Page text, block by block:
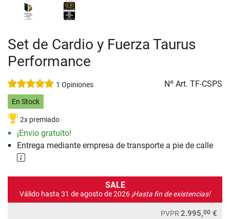
Set de Cardio y Fuerza Taurus
Performance
1 Opiniones Nº Art. TF-CSPS
En Stock
2x premiado
¡Envío gratuito!
Entrega mediante empresa de transporte a pie de calle
SALE
Válido hasta 31 de agosto de 2026 ¡Hasta fin de existencias!
PVPR 2.995,00 €